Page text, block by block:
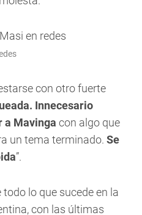
con otro fuerte
Innecesario
a Mavinga con algo que
un tema terminado. Se
”.
lo que sucede en la
con las últimas